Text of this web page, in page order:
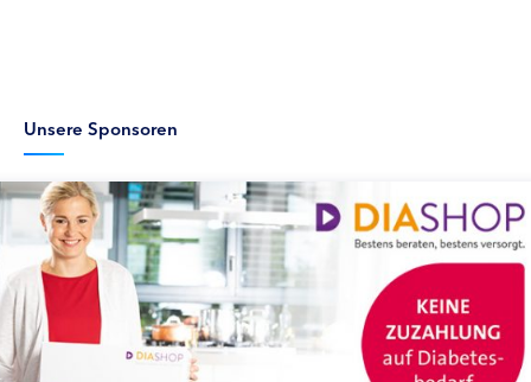
Unsere Sponsoren